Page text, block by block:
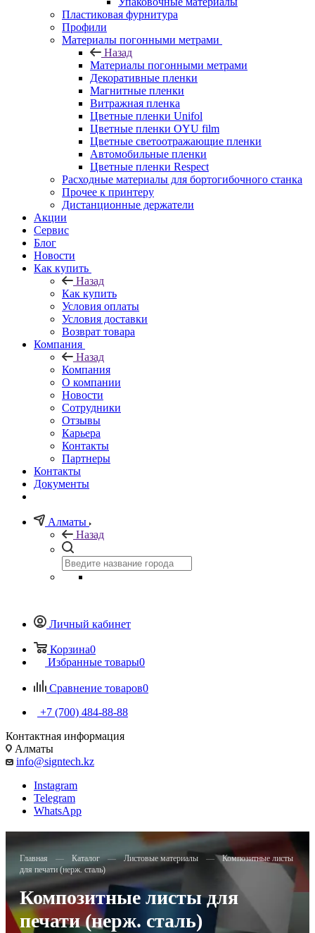
Пластиковая фурнитура
Профили
Материалы погонными метрами
Назад
Материалы погонными метрами
Декоративные пленки
Магнитные пленки
Витражная пленка
Цветные пленки Unifol
Цветные пленки OYU film
Цветные светоотражающие пленки
Автомобильные пленки
Цветные пленки Respect
Расходные материалы для бортогибочного станка
Прочее к принтеру
Дистанционные держатели
Акции
Сервис
Блог
Новости
Как купить
Назад
Как купить
Условия оплаты
Условия доставки
Возврат товара
Компания
Назад
Компания
О компании
Новости
Сотрудники
Отзывы
Карьера
Контакты
Партнеры
Контакты
Документы
Алматы
Назад
Личный кабинет
Корзина0
Избранные товары0
Сравнение товаров0
+7 (700) 484-88-88
Контактная информация
Алматы
info@signtech.kz
Instagram
Telegram
WhatsApp
Главная — Каталог — Листовые материалы —
Композитные листы
для печати (нерж. сталь)
Композитные листы для
печати (нерж. сталь)